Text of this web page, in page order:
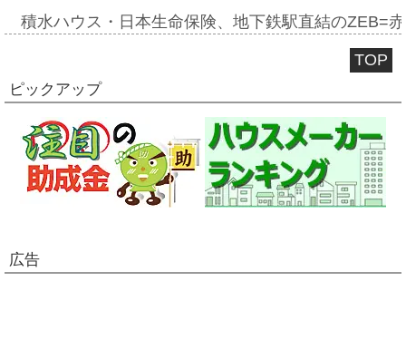
積水ハウス・日本生命保険、地下鉄駅直結のZEB=
TOP
ピックアップ
広告